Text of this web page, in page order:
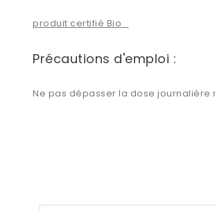
produit certifié Bio
Précautions d'emploi :
Ne pas dépasser la dose journalière